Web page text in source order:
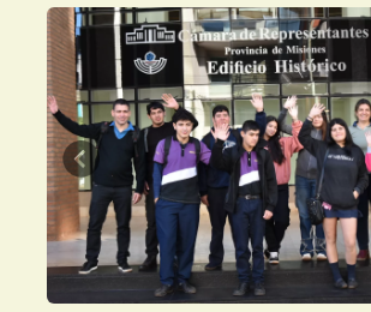
Anterior